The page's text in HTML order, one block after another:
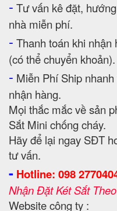
- Tư vấn kê đặt,
nhà miễn phí.
- Thanh toán khi
(có thể chuyển khoản).
- Miễn Phí Ship
nhận hàng.
Mọi thắc mắc về sản
Sắt Mini chống cháy.
Hãy để lại ngay SĐT
tư vấn.
- Hotline: 098
Nhận Đặt Két Sắt
Website công ty :